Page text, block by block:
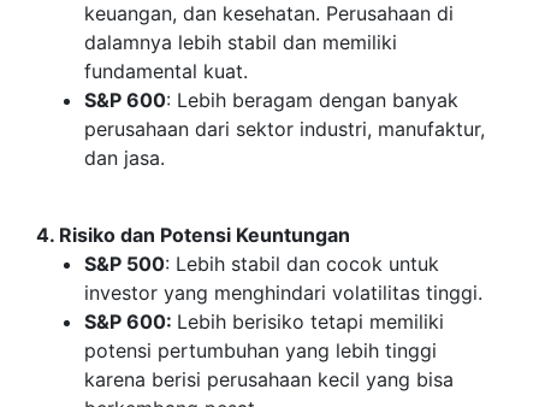
keuangan, dan kesehatan. Perusahaan di
dalamnya lebih stabil dan memiliki
fundamental kuat.
S&P 600: Lebih beragam dengan banyak
perusahaan dari sektor industri, manufaktur,
dan jasa.
4. Risiko dan Potensi Keuntungan
S&P 500: Lebih stabil dan cocok untuk
investor yang menghindari volatilitas tinggi.
S&P 600: Lebih berisiko tetapi memiliki
potensi pertumbuhan yang lebih tinggi
karena berisi perusahaan kecil yang bisa